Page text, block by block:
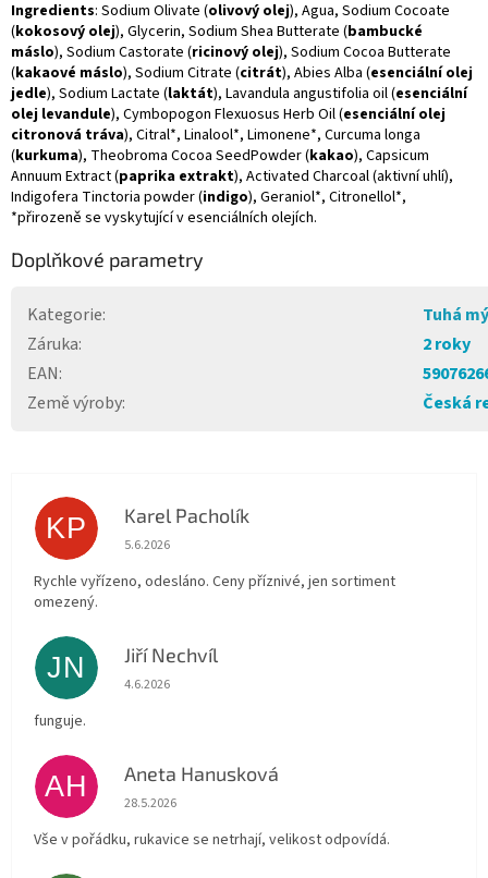
Ingredients: Sodium Olivate (olivový olej), Agua, Sodium Cocoate
(kokosový olej), Glycerin, Sodium Shea Butterate (bambucké
máslo), Sodium Castorate (ricinový olej), Sodium Cocoa Butterate
(kakaové máslo), Sodium Citrate (citrát), Abies Alba (esenciální olej
jedle), Sodium Lactate (laktát), Lavandula angustifolia oil (esenciální
olej levandule), Cymbopogon Flexuosus Herb Oil (esenciální olej
citronová tráva), Citral*, Linalool*, Limonene*, Curcuma longa
(kurkuma), Theobroma Cocoa SeedPowder (kakao), Capsicum
Annuum Extract (paprika extrakt), Activated Charcoal (aktivní uhlí),
Indigofera Tinctoria powder (indigo), Geraniol*, Citronellol*,
*přirozeně se vyskytující v esenciálních olejích.
Doplňkové parametry
Kategorie:
Tuhá
Záruka:
2 roky
EAN:
Země výroby: Česká
KP Karel Pacholík
Hodnocení obchodu je 4 z 5 hvězdiček.
5.6.2026
Rychle vyřízeno, odesláno. Ceny příznivé, jen sortiment
omezený.
JN Jiří Nechvíl
Hodnocení obchodu je 5 z 5 hvězdiček.
4.6.2026
funguje.
AH Aneta Hanusková
Hodnocení obchodu je 5 z 5 hvězdiček.
28.5.2026
Vše v pořádku, rukavice se netrhají, velikost odpovídá.